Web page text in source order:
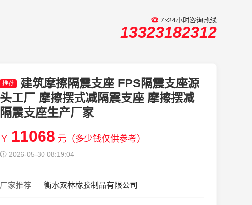
7×24小时咨询热线
13323182312
推荐
建筑摩擦隔震支座 FPS隔震支座源
头工厂 摩擦摆式减隔震支座 摩擦摆减
隔震支座生产厂家
￥ 11068 元（多少钱仅供参考）
2026-05-30 08:19:04
厂家推荐 衡水双林橡胶制品有限公司